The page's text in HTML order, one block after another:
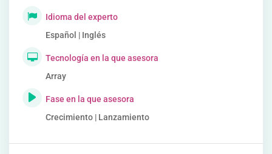
Idioma del experto
Español | Inglés
Tecnología en la que asesora
Array
Fase en la que asesora
Crecimiento | Lanzamiento